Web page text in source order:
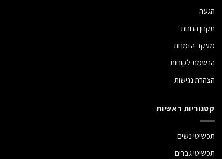
הגעה
תקנון החנות
מעקב הזמנות
הרשמת לקוחות
הצהרת נגישות
קטגוריות ראשיות
תכשיטי נשים
תכשיטי גברים